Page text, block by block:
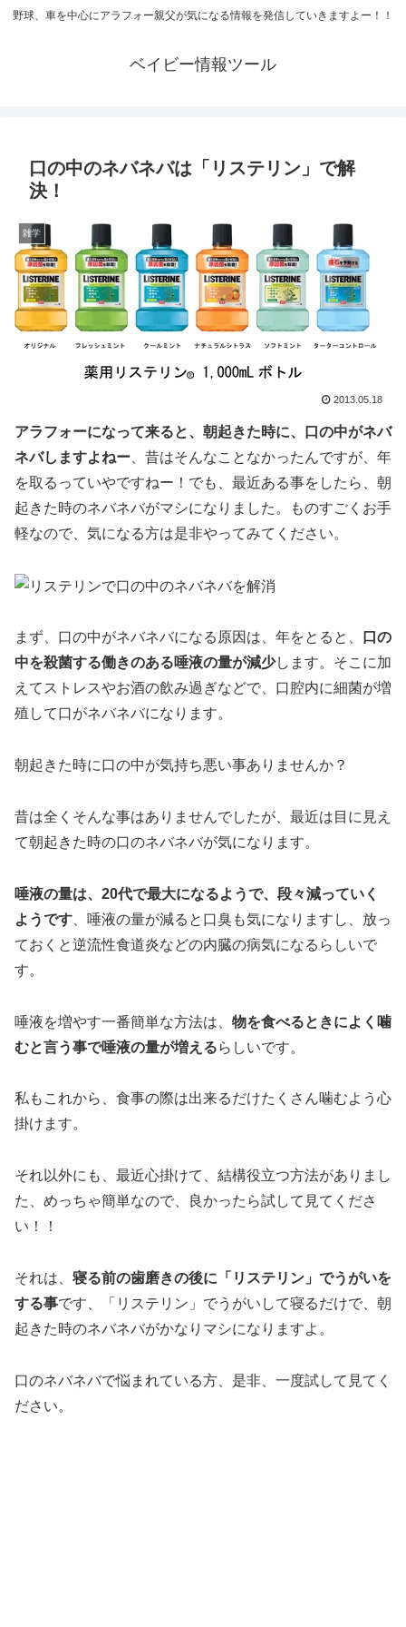
野球、車を中心にアラフォー親父が気になる情報を発信していきますよー！！
ベイビー情報ツール
口の中のネバネバは「リステリン」で解
決！
雑学
2013.05.18
アラフォーになって来ると、朝起きた時に、口の中がネバ
ネバしますよねー 、昔はそんなことなかったんですが、年
を取るっていやですねー！でも、最近ある事をしたら、朝
起きた時のネバネバがマシになりました。ものすごくお手
軽なので、気になる方は是非やってみてください。
まず、口の中がネバネバになる原因は、年をとると、
口の
中を殺菌する働きのある唾液の量が減少します。そこに加
えてストレスやお酒の飲み過ぎなどで、口腔内に細菌が増
殖して口がネバネバになります。
朝起きた時に口の中が気持ち悪い事ありませんか？
昔は全くそんな事はありませんでしたが、最近は目に見え
て朝起きた時の口のネバネバが気になります。
唾液の量は、20代で最大になるようで、段々減っていく
ようです 、唾液の量が減ると口臭も気になりますし、放っ
ておくと逆流性食道炎などの内臓の病気になるらしいで
す。
唾液を増やす一番簡単な方法は、 物を食べるときによく噛
むと言う事で唾液の量が増えるらしいです。
私もこれから、食事の際は出来るだけたくさん噛むよう心
掛けます。
それ以外にも、最近心掛けて、結構役立つ方法がありまし
た、めっちゃ簡単なので、良かったら試して見てくださ
い！！
それは、 寝る前の歯磨きの後に「リステリン」でうがいを
する事です、「リステリン」でうがいして寝るだけで、朝
起きた時のネバネバがかなりマシになりますよ。
口のネバネバで悩まれている方、是非、一度試して見てく
ださい。